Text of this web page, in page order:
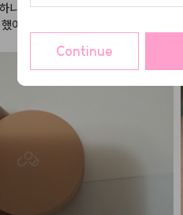
니까 이번에 세일길래 타임 딱 맞게
어요. 아주 부드럽고 색깔이 이뻐요.
Continue